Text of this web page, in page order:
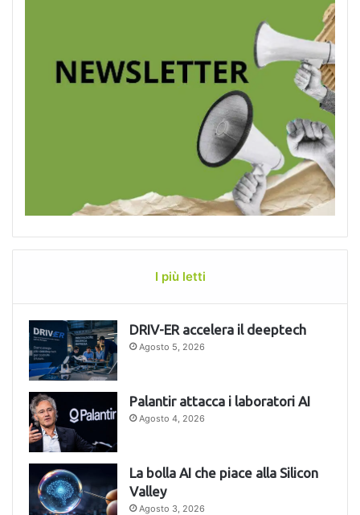
I più letti
DRIV-ER accelera il deeptech
Agosto 5, 2026
Palantir attacca i laboratori AI
Agosto 4, 2026
La bolla AI che piace alla Silicon
Valley
Agosto 3, 2026